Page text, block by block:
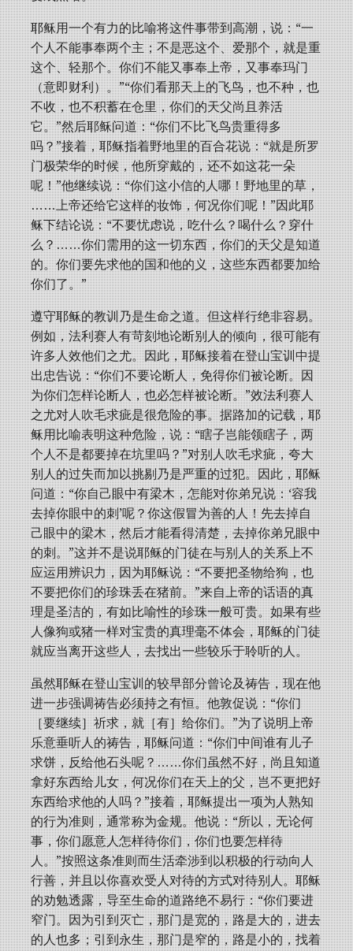
耶稣用一个有力的比喻将这件事带到高潮，说：“一
个人不能事奉两个主；不是恶这个、爱那个，就是重
这个、轻那个。你们不能又事奉上帝，又事奉玛门
（意即财利）。”“你们看那天上的飞鸟，也不种，也
不收，也不积蓄在仓里，你们的天父尚且养活
它。”然后耶稣问道：“你们不比飞鸟贵重得多
吗？”接着，耶稣指着野地里的百合花说：“就是所罗
门极荣华的时候，他所穿戴的，还不如这花一朵
呢！”他继续说：“你们这小信的人哪！野地里的草，
……上帝还给它这样的妆饰，何况你们呢！”因此耶
稣下结论说：“不要忧虑说，吃什么？喝什么？穿什
么？……你们需用的这一切东西，你们的天父是知道
的。你们要先求他的国和他的义，这些东西都要加给
你们了。”
遵守耶稣的教训乃是生命之道。但这样行绝非容易。
例如，法利赛人有苛刻地论断别人的倾向，很可能有
许多人效他们之尤。因此，耶稣接着在登山宝训中提
出忠告说：“你们不要论断人，免得你们被论断。因
为你们怎样论断人，也必怎样被论断。”效法利赛人
之尤对人吹毛求疵是很危险的事。据路加的记载，耶
稣用比喻表明这种危险，说：“瞎子岂能领瞎子，两
个人不是都要掉在坑里吗？”对别人吹毛求疵，夸大
别人的过失而加以挑剔乃是严重的过犯。因此，耶稣
问道：“你自己眼中有梁木，怎能对你弟兄说：‘容我
去掉你眼中的刺’呢？你这假冒为善的人！先去掉自
己眼中的梁木，然后才能看得清楚，去掉你弟兄眼中
的刺。”这并不是说耶稣的门徒在与别人的关系上不
应运用辨识力，因为耶稣说：“不要把圣物给狗，也
不要把你们的珍珠丢在猪前。”来自上帝的话语的真
理是圣洁的，有如比喻性的珍珠一般可贵。如果有些
人像狗或猪一样对宝贵的真理毫不体会，耶稣的门徒
就应当离开这些人，去找出一些较乐于聆听的人。
虽然耶稣在登山宝训的较早部分曾论及祷告，现在他
进一步强调祷告必须持之有恒。他敦促说：“你们
［要继续］祈求，就［有］给你们。”为了说明上帝
乐意垂听人的祷告，耶稣问道：“你们中间谁有儿子
求饼，反给他石头呢？……你们虽然不好，尚且知道
拿好东西给儿女，何况你们在天上的父，岂不更把好
东西给求他的人吗？”接着，耶稣提出一项为人熟知
的行为准则，通常称为金规。他说：“所以，无论何
事，你们愿意人怎样待你们，你们也要怎样待
人。”按照这条准则而生活牵涉到以积极的行动向人
行善，并且以你喜欢受人对待的方式对待别人。耶稣
的劝勉透露，导至生命的道路绝不易行：“你们要进
窄门。因为引到灭亡，那门是宽的，路是大的，进去
的人也多；引到永生，那门是窄的，路是小的，找着